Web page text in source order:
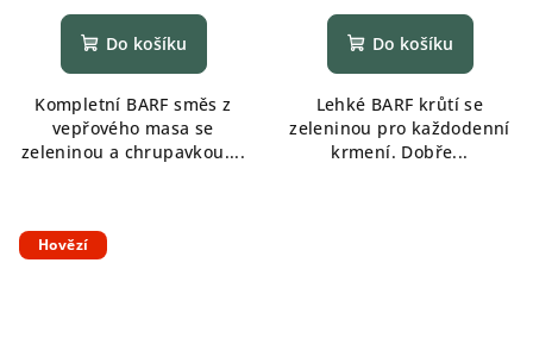
Do košíku
Kompletní BARF směs z
vepřového masa se
zeleninou a chrupavkou....
Do košíku
Lehké BARF krůtí se
zeleninou pro každodenní
krmení. Dobře...
Hovězí